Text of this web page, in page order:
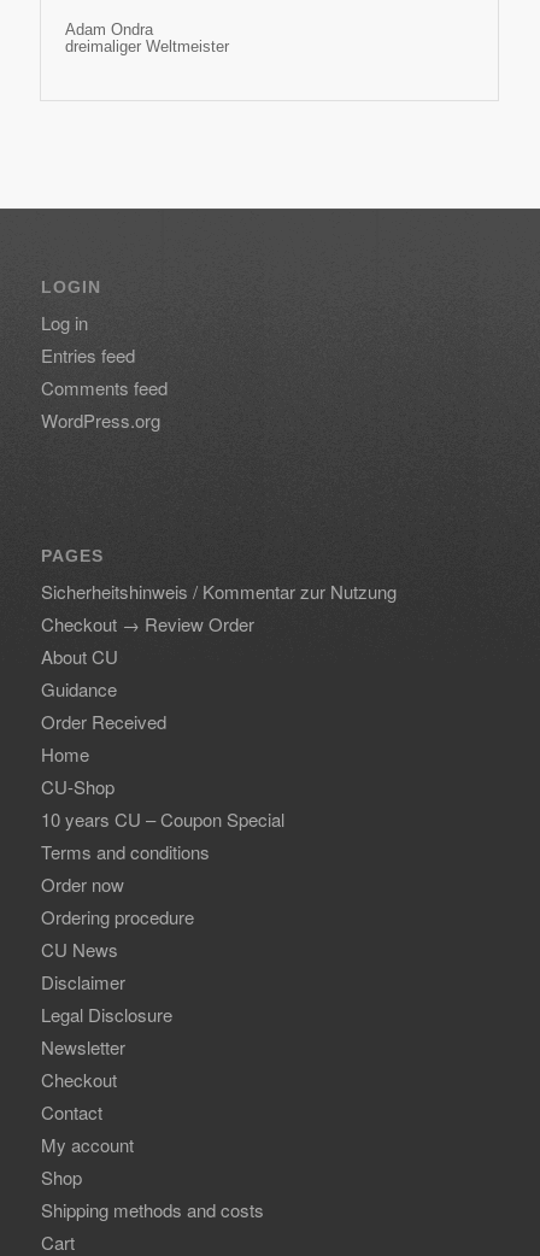
Adam Ondra
dreimaliger Weltmeister
LOGIN
Log in
Entries feed
Comments feed
WordPress.org
PAGES
Sicherheitshinweis / Kommentar zur Nutzung
Checkout → Review Order
About CU
Guidance
Order Received
Home
CU-Shop
10 years CU – Coupon Special
Terms and conditions
Order now
Ordering procedure
CU News
Disclaimer
Legal Disclosure
Newsletter
Checkout
Contact
My account
Shop
Shipping methods and costs
Cart